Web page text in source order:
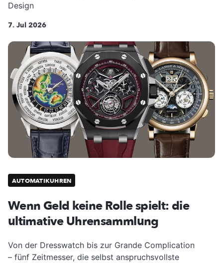
Design
7. Jul 2026
AUTOMATIKUHREN
Wenn Geld keine Rolle spielt: die
ultimative Uhrensammlung
Von der Dresswatch bis zur Grande Complication
– fünf Zeitmesser, die selbst anspruchsvollste